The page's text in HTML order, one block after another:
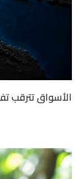
الأسواق تترقب